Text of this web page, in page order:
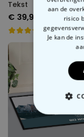
Tekst
€ 39,99
aan de
risico
Je kan de